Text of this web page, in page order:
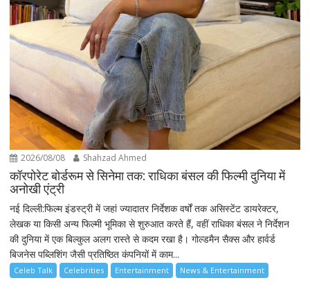
2026/08/08 Shahzad Ahmed
कॉरपोरेट बोर्डरूम से सिनेमा तक: राधिका बंसल की फिल्मी दुनिया में
अनोखी एंट्री
नई दिल्ली:फिल्म इंडस्ट्री में जहां ज्यादातर निर्देशक वर्षों तक असिस्टेंट डायरेक्टर,
लेखक या किसी अन्य फिल्मी भूमिका से शुरुआत करते हैं, वहीं राधिका बंसल ने निर्देशन
की दुनिया में एक बिल्कुल अलग रास्ते से कदम रखा है। गोल्डमैन सैक्स और हार्वर्ड
बिजनेस पब्लिशिंग जैसी प्रतिष्ठित कंपनियों में काम...
Celeb Talk Celebrities Entertainment News & Entertainment